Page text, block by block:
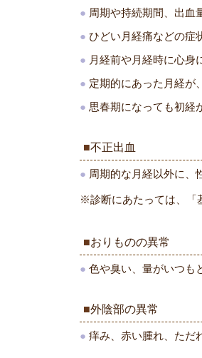
周期や持続期間、出血
ひどい月経痛などの症
月経前や月経時に心身
定期的にあった月経が
思春期になっても初経
不正出血
周期的な月経以外に、
※診断にあたっては、「
おりものの異常
色や臭い、量がいつも
外陰部の異常
痒み、赤い腫れ、ただ